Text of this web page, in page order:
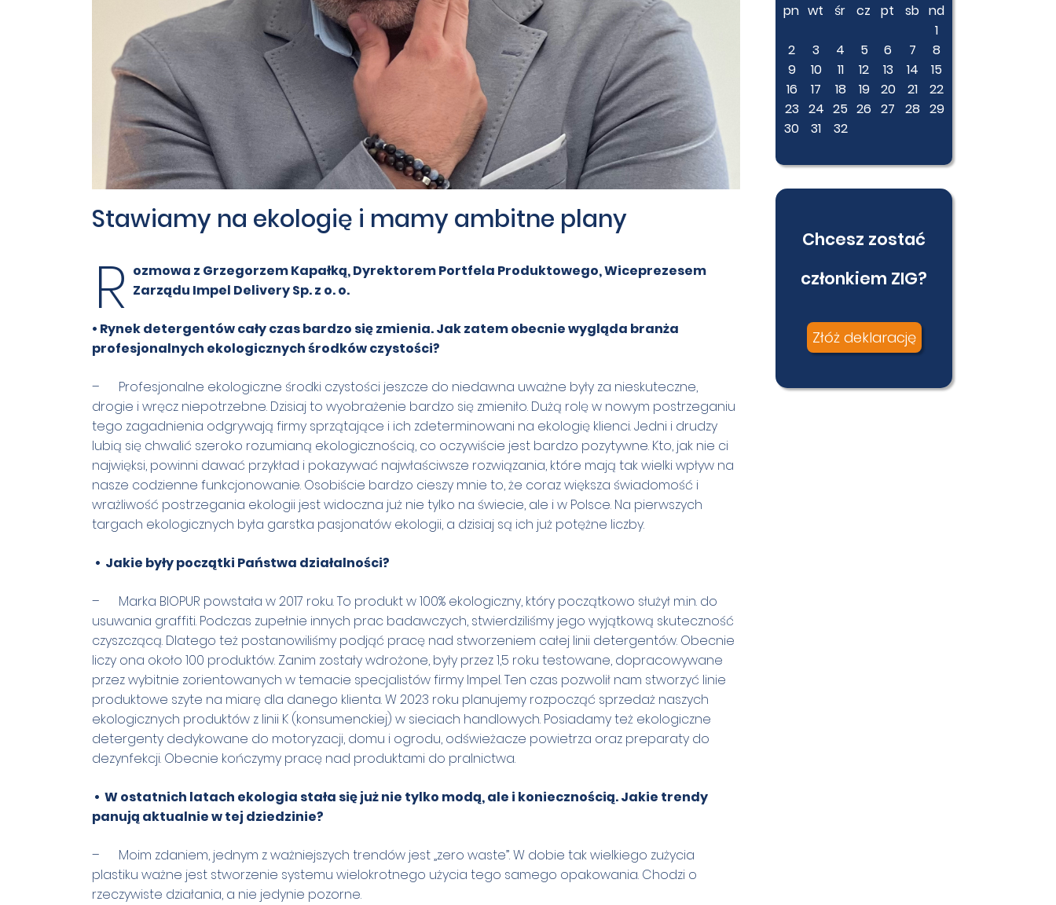
Stawiamy na ekologię i mamy ambitne plany
R ozmowa z Grzegorzem Kapałką, Dyrektorem Portfela Produktowego, Wiceprezesem
Zarządu Impel Delivery Sp. z o. o.
• Rynek detergentów cały czas bardzo się zmienia. Jak zatem obecnie wygląda branża
profesjonalnych ekologicznych środków czystości?
– Profesjonalne ekologiczne środki czystości jeszcze do niedawna uważne były za nieskuteczne,
drogie i wręcz niepotrzebne. Dzisiaj to wyobrażenie bardzo się zmieniło. Dużą rolę w nowym postrzeganiu
tego zagadnienia odgrywają firmy sprzątające i ich zdeterminowani na ekologię klienci. Jedni i drudzy
lubią się chwalić szeroko rozumianą ekologicznością, co oczywiście jest bardzo pozytywne. Kto, jak nie ci
najwięksi, powinni dawać przykład i pokazywać najwłaściwsze rozwiązania, które mają tak wielki wpływ na
nasze codzienne funkcjonowanie. Osobiście bardzo cieszy mnie to, że coraz większa świadomość i
wrażliwość postrzegania ekologii jest widoczna już nie tylko na świecie, ale i w Polsce. Na pierwszych
targach ekologicznych była garstka pasjonatów ekologii, a dzisiaj są ich już potężne liczby.
• Jakie były początki Państwa działalności?
– Marka BIOPUR powstała w 2017 roku. To produkt w 100% ekologiczny, który początkowo służył m.in. do
usuwania graffiti. Podczas zupełnie innych prac badawczych, stwierdziliśmy jego wyjątkową skuteczność
czyszczącą. Dlatego też postanowiliśmy podjąć pracę nad stworzeniem całej linii detergentów. Obecnie
liczy ona około 100 produktów. Zanim zostały wdrożone, były przez 1,5 roku testowane, dopracowywane
przez wybitnie zorientowanych w temacie specjalistów firmy Impel. Ten czas pozwolił nam stworzyć linie
produktowe szyte na miarę dla danego klienta. W 2023 roku planujemy rozpocząć sprzedaż naszych
ekologicznych produktów z linii K (konsumenckiej) w sieciach handlowych. Posiadamy też ekologiczne
detergenty dedykowane do motoryzacji, domu i ogrodu, odświeżacze powietrza oraz preparaty do
dezynfekcji. Obecnie kończymy pracę nad produktami do pralnictwa.
• W ostatnich latach ekologia stała się już nie tylko modą, ale i koniecznością. Jakie trendy
panują aktualnie w tej dziedzinie?
– Moim zdaniem, jednym z ważniejszych trendów jest „zero waste”. W dobie tak wielkiego zużycia
plastiku ważne jest stworzenie systemu wielokrotnego użycia tego samego opakowania. Chodzi o
rzeczywiste działania, a nie jedynie pozorne.
pn wt śr cz pt sb nd
1
2
3 4 5 6 7
8
9
10 11 12 13 14
15
16
17 18 19 20 21
22
23 24 25 26 27 28 29
30
31 32
Chcesz zostać
członkiem ZIG?
Złóż deklarację